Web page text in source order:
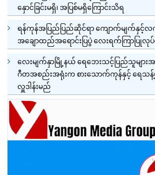
နှောင်ခြင်းမရှိ၊ အပြစ်မရှိကြောင်းသိရ
ရန်ကုန်အပြည်ပြည်ဆိုင်ရာ ကျောက်မျက်နှင့်
အချောထည်အရောင်းပြပွဲ လေးရက်ကြာပြုလု
လေးမျက်နှာမြို့နယ် ရေဘေးသင့်ပြည်သူများ
ဂီတအစည်းအရုံးက စားသောက်ကုန်နှင့် ရေသန့်မ
လှူဒါန်းမည်